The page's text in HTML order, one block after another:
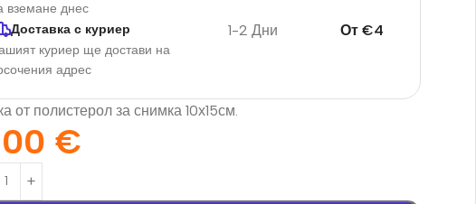
вземане днес
Доставка с куриер
куриер ще достави на
адрес
1-2 Дни От €4
от полистерол за снимка 10х15см.
€